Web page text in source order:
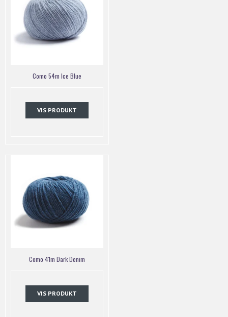
Como 54m Ice Blue
VIS PRODUKT
Como 41m Dark Denim
VIS PRODUKT